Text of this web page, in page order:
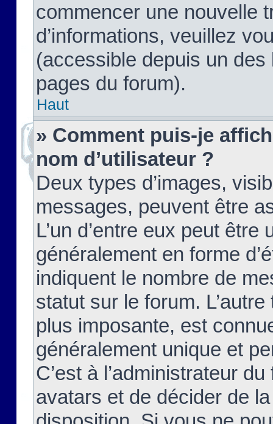
commencer une nouvelle
d’informations, veuillez
(accessible depuis un
pages du forum).
Haut
» Comment puis-je
nom d’utilisateur ?
Deux types d’images,
messages, peuvent être
L’un d’entre eux peut
généralement en forme
indiquent le nombre de
statut sur le forum.
plus imposante, est
généralement unique et
C’est à l’administrateur
avatars et de décider de